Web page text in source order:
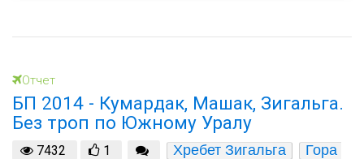
Отчет
БП 2014 - Кумардак, Машак, Зигальга.
Без троп по Южному Уралу
7432 1 Хребет Зигальга
Гора